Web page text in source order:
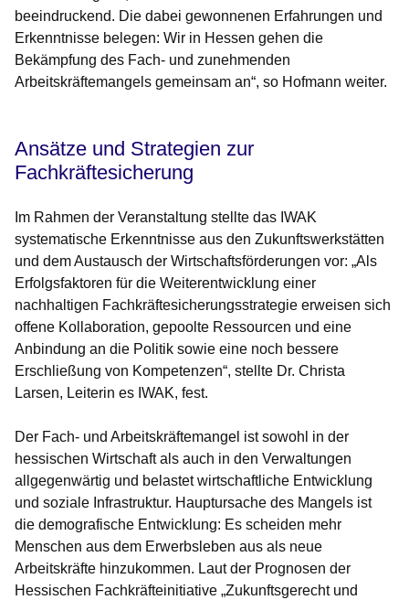
beeindruckend. Die dabei gewonnenen Erfahrungen und
Erkenntnisse belegen: Wir in Hessen gehen die
Bekämpfung des Fach- und zunehmenden
Arbeitskräftemangels gemeinsam an“, so Hofmann weiter.
Ansätze und Strategien zur
Fachkräftesicherung
Im Rahmen der Veranstaltung stellte das IWAK
systematische Erkenntnisse aus den Zukunftswerkstätten
und dem Austausch der Wirtschaftsförderungen vor: „Als
Erfolgsfaktoren für die Weiterentwicklung einer
nachhaltigen Fachkräftesicherungsstrategie erweisen sich
offene Kollaboration, gepoolte Ressourcen und eine
Anbindung an die Politik sowie eine noch bessere
Erschließung von Kompetenzen“, stellte Dr. Christa
Larsen, Leiterin es IWAK, fest.
Der Fach- und Arbeitskräftemangel ist sowohl in der
hessischen Wirtschaft als auch in den Verwaltungen
allgegenwärtig und belastet wirtschaftliche Entwicklung
und soziale Infrastruktur. Hauptursache des Mangels ist
die demografische Entwicklung: Es scheiden mehr
Menschen aus dem Erwerbsleben aus als neue
Arbeitskräfte hinzukommen. Laut der Prognosen der
Hessischen Fachkräfteinitiative „Zukunftsgerecht und